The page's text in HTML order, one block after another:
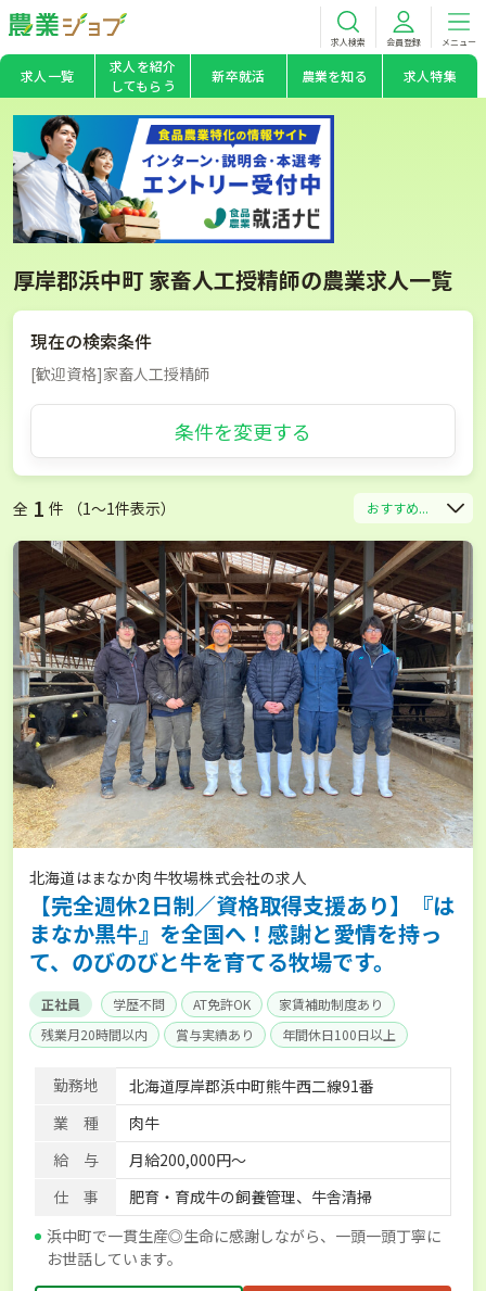
求人検索 会員登録 メニュー
求人一覧
求人を紹介
してもらう
新卒就活 農業を知る 求人特集
厚岸郡浜中町 家畜人工授精師の農業求人一覧
現在の検索条件
[歓迎資格]家畜人工授精師
条件を変更する
全 1 件 （1〜1件表示） おすすめ...
北海道はまなか肉牛牧場株式会社の求人
【完全週休2日制／資格取得支援あり】『は
まなか黒牛』を全国へ！感謝と愛情を持っ
て、のびのびと牛を育てる牧場です。
正社員 学歴不問 AT免許OK
家賃補助制度あり
残業月20時間以内
賞与実績あり
年間休日100日以上
社会保険完備 寮･社宅相談可
勤務地
北海道厚岸郡浜中町熊牛西二線91番
業 種
肉牛
給 与
月給200,000円～
仕 事
肥育・育成牛の飼養管理、牛舎清掃
浜中町で一貫生産◎生命に感謝しながら、一頭一頭丁寧に
お世話しています。